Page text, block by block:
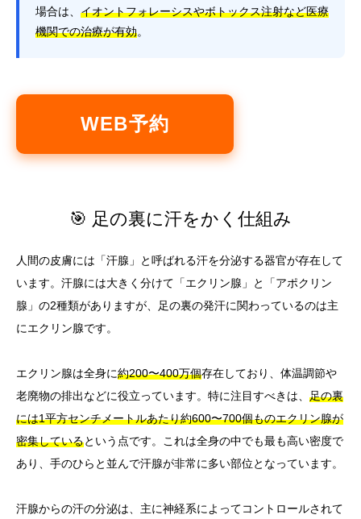
場合は、 イオントフォレーシスやボトックス注射など医療
機関での治療が有効。
WEB予約
🎯 足の裏に汗をかく仕組み
人間の皮膚には「汗腺」と呼ばれる汗を分泌する器官が存在して
います。汗腺には大きく分けて「エクリン腺」と「アポクリン
腺」の2種類がありますが、足の裏の発汗に関わっているのは主
にエクリン腺です。
エクリン腺は全身に約200〜400万個存在しており、体温調節や
老廃物の排出などに役立っています。特に注目すべきは、 足の裏
には1平方センチメートルあたり約600〜700個ものエクリン腺が
密集しているという点です。これは全身の中でも最も高い密度で
あり、手のひらと並んで汗腺が非常に多い部位となっています。
汗腺からの汗の分泌は、主に神経系によってコントロールされて